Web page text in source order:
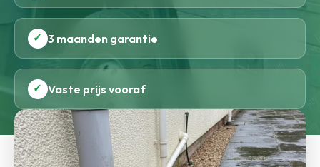
✓ 3 maanden garantie
✓ Vaste prijs vooraf